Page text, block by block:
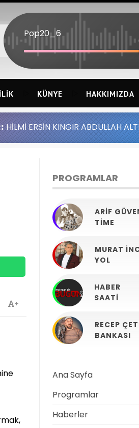
Pop20_6
KÜNYE HAKKIMIZDA
ABDULLAH ALTINGÖZ ALİ
+
PROGRAMLAR
ARIF
TIME
MURAT
YOL
HABER
SAATI
RECEP
BANKASI
Ana Sayfa
Programlar
Haberler